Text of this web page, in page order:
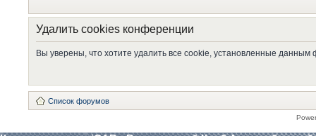
Удалить cookies конференции
Вы уверены, что хотите удалить все cookie, установленные
Список форумов